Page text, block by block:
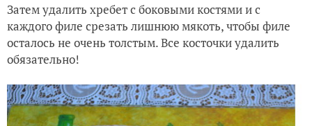
Затем удалить хребет с боковыми костями и с
каждого филе срезать лишнюю мякоть, чтобы филе
осталось не очень толстым. Все косточки удалить
обязательно!